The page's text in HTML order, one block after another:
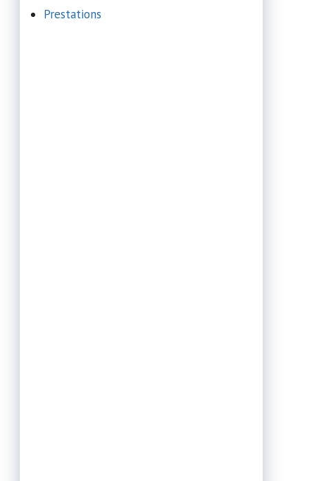
Prestations